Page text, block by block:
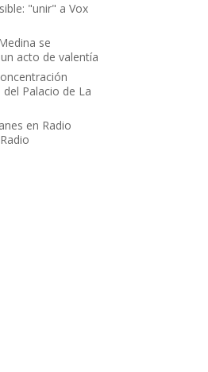
"unir" a Vox
se
acto de valentía
Palacio de La
en Radio